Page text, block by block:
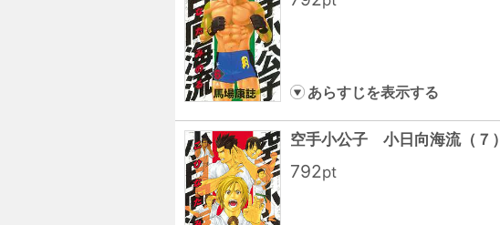
あらすじを表示する
空手小公子 小日向海流（７）
792pt